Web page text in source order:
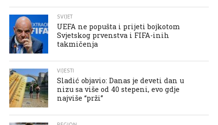
SVIJET
UEFA ne popušta i prijeti bojkotom
Svjetskog prvenstva i FIFA-inih
takmičenja
VIJESTI
Sladić objavio: Danas je deveti dan u
nizu sa više od 40 stepeni, evo gdje
najviše “prži”